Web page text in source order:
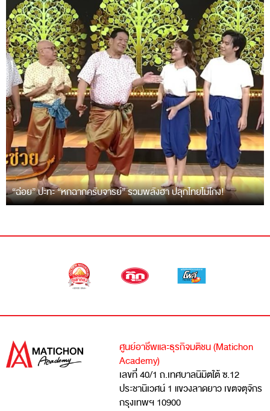
“ฉ่อย” ปะทะ “หกฉากครับจารย์” รวมพลังฮา ปลุกไทยไม่โกง!
ศูนย์อาชีพและธุรกิจมติชน (Matichon
Academy)
เลขที่ 40/1 ถ.เทศบาลนิมิตใต้ ซ.12
ประชานิเวศน์ 1 แขวงลาดยาว เขตจตุจักร
กรุงเทพฯ 10900